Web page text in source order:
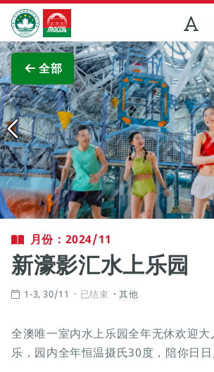
跳至主内容
澳门特别行政区政府旅游局
全部
查看原图
月份：2024/11
新濠影汇水上乐园
1-3, 30/11 已结束 其他
全澳唯一室内水上乐园全年无休欢迎
乐，园内全年恒温摄氏30度，陪你日日